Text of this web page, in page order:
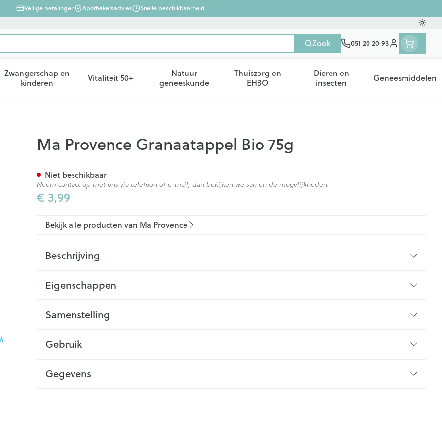
Veilige betalingen Apothekersadvies Snelle beschikbaarheid
Zoek 051 20 20 93
Klant menu
verzorging en hygiëne categorie
voor Dieet, voeding en vitamines categorie
Zwangerschap en
kinderenToon submenu voor Zwangerschap en kinderen categorie
Vitaliteit 50+Toon submenu voor Vitaliteit 50+ categorie
Natuur
geneeskundeToon submenu voor Natuur geneeskunde categorie
Thuiszorg en
EHBOToon submenu voor Thuiszorg en EHBO categorie
Dieren en
insectenToon submenu voor Dieren
Geneesmiddelen
Toon
75gMa Provence Granaatappel Bio 75g
€ 3,99
Niet beschikbaar
Neem contact op met ons via telefoon of e-mail, dan bekijken we samen de mogelijkheden.
Bekijk alle producten van Ma Provence
Beschrijving
Eigenschappen
Samenstelling
Gebruik
Gegevens